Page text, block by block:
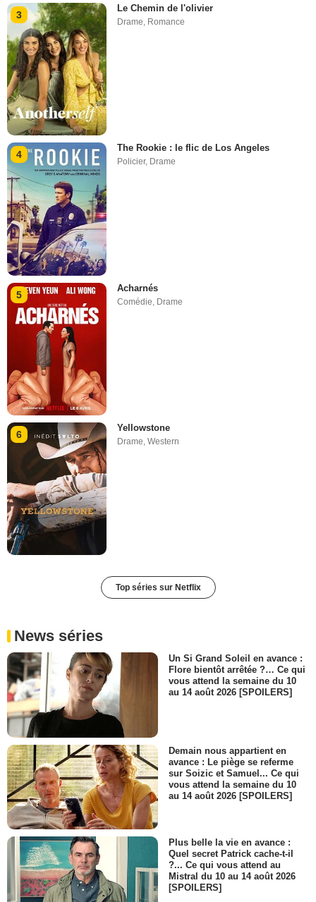
3
Le Chemin de l'olivier
Drame, Romance
4
The Rookie : le flic de Los Angeles
Policier, Drame
5
Acharnés
Comédie Drame
6
Yellowstone
Drame,Western
Top séries sur Netflix
News séries
Un Si Grand Soleil en avance :
Flore bientôt arrêtée ?… Ce qui
vous attend la semaine du 10
au 14 août 2026 [SPOILERS]
Demain nous appartient en
avance : Le piège se referme
sur Soizic et Samuel... Ce qui
vous attend la semaine du 10
au 14 août 2026 [SPOILERS]
Plus belle la vie en avance :
Quel secret Patrick cache-t-il
?... Ce qui vous attend au
Mistral du 10 au 14 août 2026
[SPOILERS]